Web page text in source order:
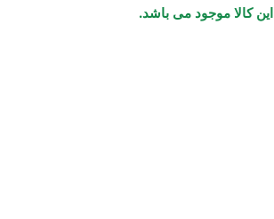
این کالا موجود می باشد.